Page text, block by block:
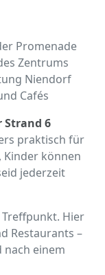
Promenade
Zentrums
Niendorf
Cafés
Strand 6
praktisch für
Kinder können
jederzeit
Hier
Restaurants –
einem